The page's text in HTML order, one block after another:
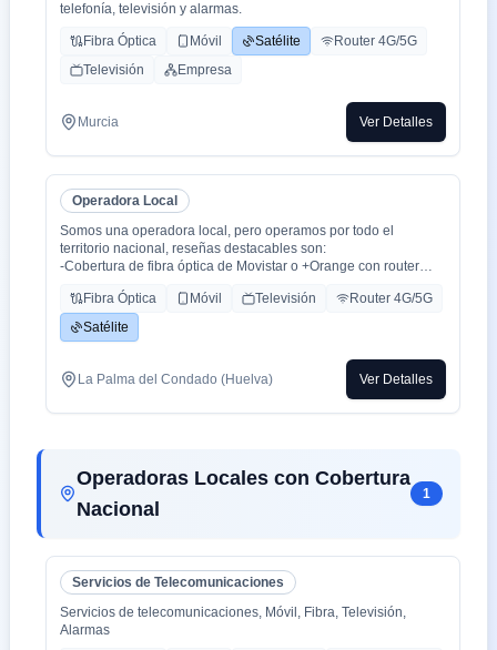
telefonía, televisión y alarmas.
Fibra Óptica Móvil Satélite
Router 4G/5G
Televisión
Empresa
Murcia Ver Detalles
Operadora Local
Somos una operadora local, pero operamos por todo el
territorio nacional, reseñas destacables son:
-Cobertura de fibra óptica de Movistar o +Orange con router
-Cobertura movil con triple cobertura Orange, Yoigo y Movistar
-TV con todo el deporte o con toda la plataformas de cine y
series como Netflix, HBO, Amazon Prime, Apple TV, Disney+
-También somos colaboradores con alarmas de la marca ADT
con la mayor red de alarma de Europa.
Fibra Óptica Móvil Televisión
Router 4G/5G
Satélite
La Palma del Condado (Huelva) Ver Detalles
Operadoras Locales con Cobertura
Nacional
1
Servicios de Telecomunicaciones
Servicios de telecomunicaciones, Móvil, Fibra, Televisión,
Alarmas